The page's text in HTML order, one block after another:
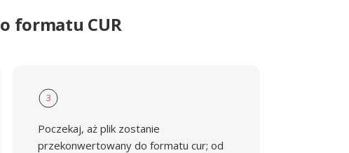
formatu CUR
3
Poczekaj, aż plik zostanie
przekonwertowany do formatu cur; od